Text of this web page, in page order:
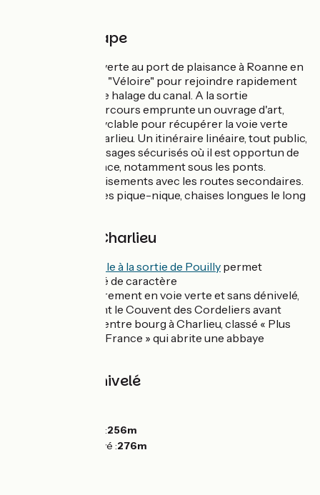
Détail de l'étape
Départ de la voie verte au port de plaisance à Roanne en
suivant le balisage "Véloire" pour rejoindre rapidement
l'ancien chemin de halage du canal. A la sortie
de Briennon, le parcours emprunte un ouvrage d'art,
avec une bande cyclable pour récupérer la voie verte
à Pouilly-sous-Charlieu. Un itinéraire linéaire, tout public,
avec quelques passages sécurisés où il est opportun de
signaler sa présence, notamment sous les ponts.
Prudence aux croisements avec les routes secondaires.
Nombreuses tables pique-nique, chaises longues le long
Liaison vers Charlieu
liaison cyclable à la sortie de Pouilly permet
de rejoindre la cité de caractère
de Charlieu. Entièrement en voie verte et sans dénivelé,
vous passez devant le Couvent des Cordeliers avant
d'arriver dans le centre bourg à Charlieu, classé « Plus
beaux détours en France » qui abrite une abbaye
Pentes et dénivelé
Point le plus bas :256m
Point le plus élevé :276m